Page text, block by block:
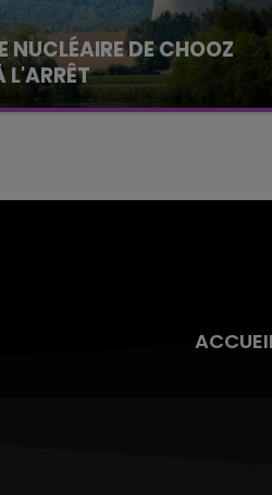
NUCLÉAIRE DE CHOOZ
L'ARRÊT
semaine que la centrale